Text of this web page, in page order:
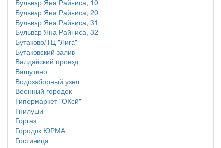
Бульвар Яна Райниса, 10
Бульвар Яна Райниса, 20
Бульвар Яна Райниса, 31
Бульвар Яна Райниса, 32
Бутаково/ТЦ "Лига"
Бутаковский залив
Валдайский проезд
Вашутино
Водозаборный узел
Военный городок
Гипермаркет "ОКей"
Гнилуши
Горгаз
Городок ЮРМА
Гостиница